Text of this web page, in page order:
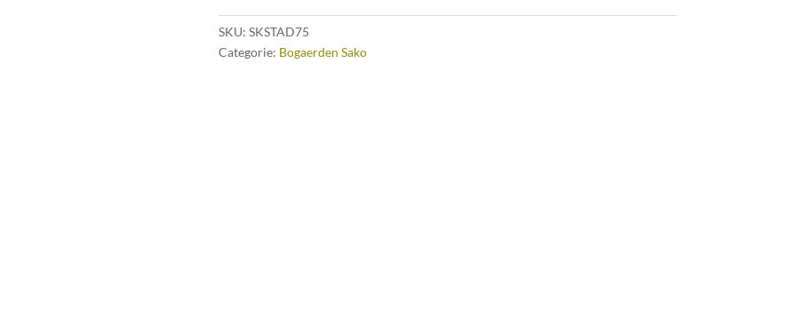
SKU: SKSTAD75
Categorie: Bogaerden Sako